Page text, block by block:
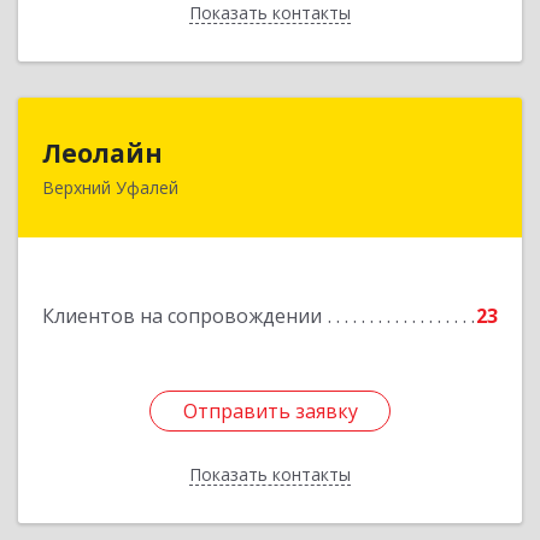
Показать контакты
Назад
Леолайн
Верхний Уфалей
Клиентов на сопровождении 23
Отправить заявку
Показать контакты
456800, Челябинская обл, Верхний Уфалей г,
Отправить заявку
Назад